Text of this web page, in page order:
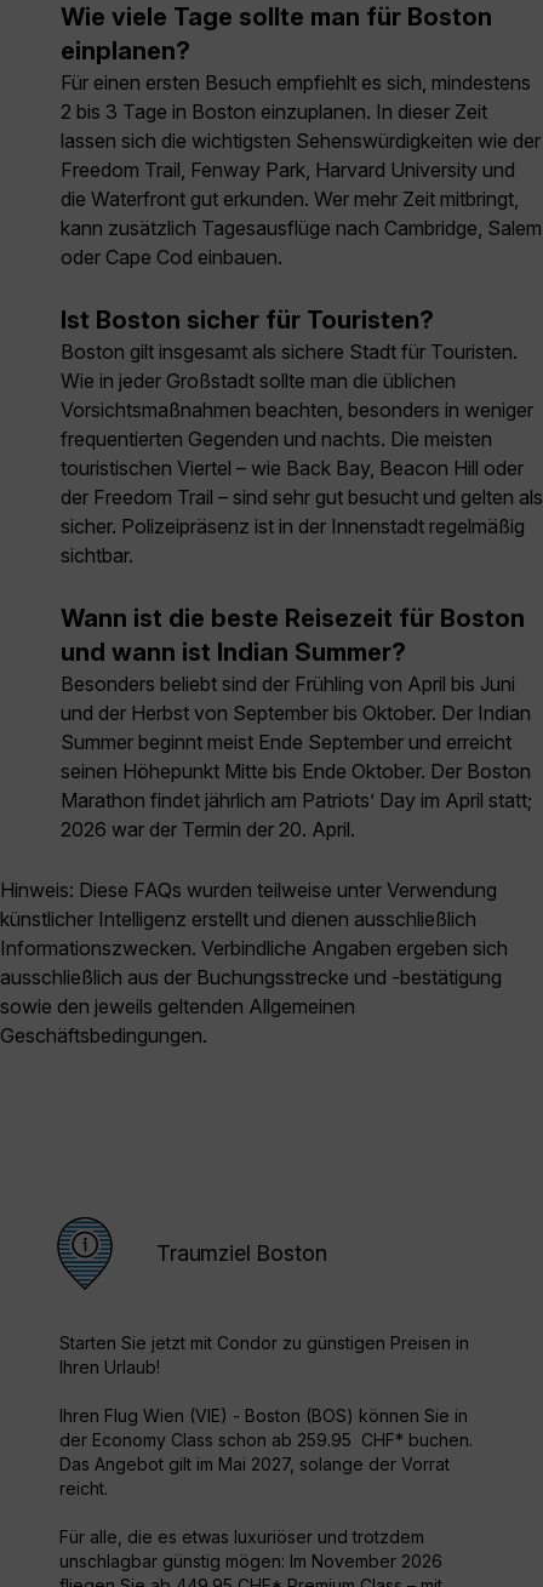
Wie viele Tage sollte man für Boston
einplanen?
Für einen ersten Besuch empfiehlt es sich, mindestens
2 bis 3 Tage in Boston einzuplanen. In dieser Zeit
lassen sich die wichtigsten Sehenswürdigkeiten wie der
Freedom Trail, Fenway Park, Harvard University und
die Waterfront gut erkunden. Wer mehr Zeit mitbringt,
kann zusätzlich Tagesausflüge nach Cambridge, Salem
oder Cape Cod einbauen.
Ist Boston sicher für Touristen?
Boston gilt insgesamt als sichere Stadt für Touristen.
Wie in jeder Großstadt sollte man die üblichen
Vorsichtsmaßnahmen beachten, besonders in weniger
frequentierten Gegenden und nachts. Die meisten
touristischen Viertel – wie Back Bay, Beacon Hill oder
der Freedom Trail – sind sehr gut besucht und gelten als
sicher. Polizeipräsenz ist in der Innenstadt regelmäßig
sichtbar.
Wann ist die beste Reisezeit für Boston
und wann ist Indian Summer?
Besonders beliebt sind der Frühling von April bis Juni
und der Herbst von September bis Oktober. Der Indian
Summer beginnt meist Ende September und erreicht
seinen Höhepunkt Mitte bis Ende Oktober. Der Boston
Marathon findet jährlich am Patriots’ Day im April statt;
2026 war der Termin der 20. April.
Hinweis: Diese FAQs wurden teilweise unter Verwendung
künstlicher Intelligenz erstellt und dienen ausschließlich
Informationszwecken. Verbindliche Angaben ergeben sich
ausschließlich aus der Buchungsstrecke und -bestätigung
sowie den jeweils geltenden Allgemeinen
Geschäftsbedingungen.
Traumziel Boston
Starten Sie jetzt mit Condor zu günstigen Preisen in
Ihren Urlaub!
Ihren Flug Wien (VIE) - Boston (BOS) können Sie in
der Economy Class schon ab 259.95 CHF* buchen.
Das Angebot gilt im Mai 2027, solange der Vorrat
reicht.
Für alle, die es etwas luxuriöser und trotzdem
unschlagbar günstig mögen: Im November 2026